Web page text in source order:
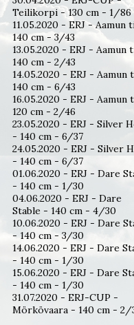
Teilikorpi - 130 cm - 1/86
11.05.2020 - ERJ - Aamun
140 cm - 3/43
13.05.2020 - ERJ - Aamun
140 cm - 2/43
14.05.2020 - ERJ - Aamun
140 cm - 6/43
16.05.2020 - ERJ - Aamun
120 cm - 2/46
23.05.2020 - ERJ - Silver
- 140 cm - 6/37
24.05.2020 - ERJ - Silver
- 140 cm - 6/37
01.06.2020 - ERJ - Dare
- 140 cm - 1/30
04.06.2020 - ERJ - Dare
Stable - 140 cm - 4/30
10.06.2020 - ERJ - Dare
- 140 cm - 3/30
14.06.2020 - ERJ - Dare
- 140 cm - 1/30
15.06.2020 - ERJ - Dare
- 140 cm - 1/30
31.07.2020 - ERJ-CUP -
Mörkövaara - 140 cm - 2/